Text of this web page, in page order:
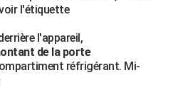
l'étiquette
l'appareil,
de la porte
réfrigérant. Mi-